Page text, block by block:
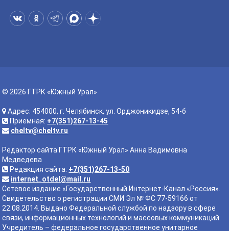
© 2026 ГТРК «Южный Урал»
Адрес: 454000, г. Челябинск, ул. Орджоникидзе, 54-б
Приемная: +7(351)267-13-45
cheltv@cheltv.ru
Редактор сайта ГТРК «Южный Урал» Анна Вадимовна
Медведева
Редакция сайта: +7(351)267-13-50
internet_otdel@mail.ru
Сетевое издание «Государственный Интернет-Канал «Россия».
Свидетельство о регистрации СМИ Эл № ФС 77-59166 от
22.08.2014. Выдано Федеральной службой по надзору в сфере
связи, информационных технологий и массовых коммуникаций.
Учредитель – федеральное государственное унитарное